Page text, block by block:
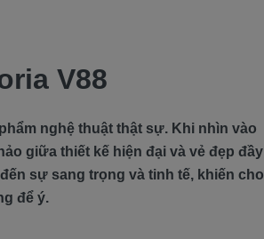
V88
nghệ thuật thật sự. Khi nhìn vào
giữa thiết kế hiện đại và vẻ đẹp đầy
sự sang trọng và tinh tế, khiến cho
để ý.